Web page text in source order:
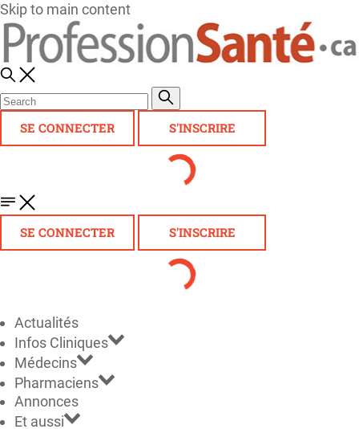
Skip to main content
SE CONNECTER S'INSCRIRE
SE CONNECTER S'INSCRIRE
Actualités
Infos Cliniques
Médecins
Pharmaciens
Annonces
Et aussi